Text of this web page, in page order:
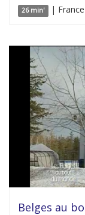
26 min' |
Belges au